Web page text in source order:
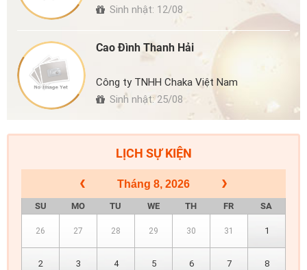
Sinh nhật: 12/08
Cao Đình Thanh Hải
Công ty TNHH Chaka Việt Nam
Sinh nhật: 25/08
LỊCH SỰ KIỆN
Tháng 8, 2026
SU MO TU WE TH FR SA
26 27 28 29 30 31 1
2 3 4 5 6 7 8